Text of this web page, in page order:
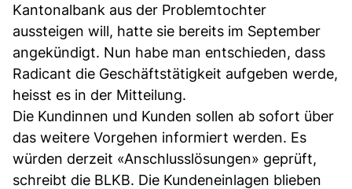
Kantonalbank aus der Problemtochter
aussteigen will, hatte sie bereits im September
angekündigt. Nun habe man entschieden, dass
Radicant die Geschäftstätigkeit aufgeben werde,
heisst es in der Mitteilung.
Die Kundinnen und Kunden sollen ab sofort über
das weitere Vorgehen informiert werden. Es
würden derzeit «Anschlusslösungen» geprüft,
schreibt die BLKB. Die Kundeneinlagen blieben